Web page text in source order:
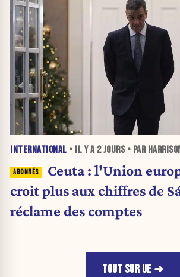
INTERNATIONAL • IL Y A 2 JOURS• PAR
Ceuta : l'Union
croit plus aux chiffres de
réclame des comptes
TOUT SUR UE